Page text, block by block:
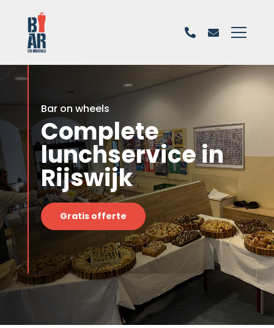
Bar on wheels
Complete
lunchservice in
Rijswijk
Gratis offerte